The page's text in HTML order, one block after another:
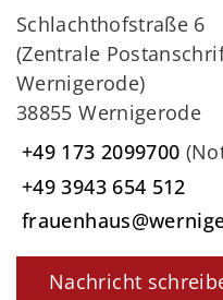
Schlachthofstraße 6
(Zentrale
Wernigerode)
38855 Wernigerode
+49 173 2099700
+49 3943 654 512
Nachricht